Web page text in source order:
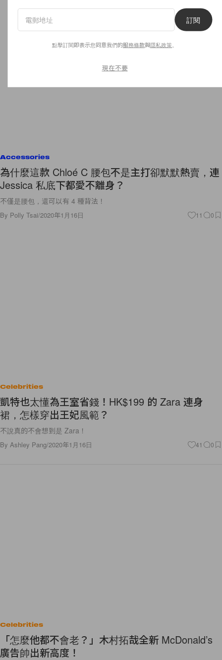
Accessories
為什麼這款 Chloé C 腰包不是主打卻默默熱賣，連
Jessica 私底下都愛不離身？
不僅是腰包，還可以有 4 種背法！
By Polly Tsai/2020年1月16日 11 0
Celebrities
凱特也太懂為王室省錢！HK$199 的 Zara 連身
裙，怎樣穿出王妃風範？
不說真的不會想到是 Zara！
By Ashley Pang/2020年1月16日 41 0
Celebrities
「怎麼他都不會老？」木村拓哉全新 McDonald’s
廣告帥出新高度！
訂閱
點擊訂閱即表示您同意我們的服務條款與隱私政策
現在不要